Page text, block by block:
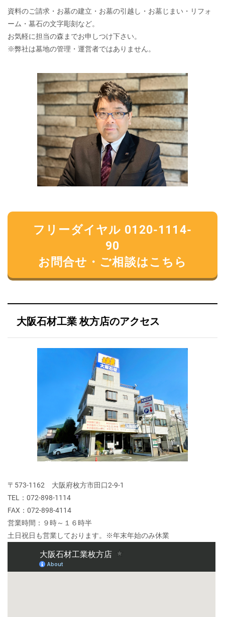
資料のご請求・お墓の建立・お墓の引越し・お墓じまい・リフォ
ーム・墓石の文字彫刻など。
お気軽に担当の森までお申しつけ下さい。
※弊社は墓地の管理・運営者ではありません。
フリーダイヤル 0120-1114-
90
お問合せ・ご相談はこちら
大阪石材工業 枚方店のアクセス
〒573-1162 大阪府枚方市田口2-9-1
TEL：072-898-1114
FAX：072-898-4114
営業時間：９時～１６時半
土日祝日も営業しております。※年末年始のみ休業